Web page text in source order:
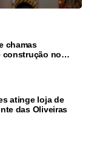
chamas
construção no
atinge loja de
das Oliveiras